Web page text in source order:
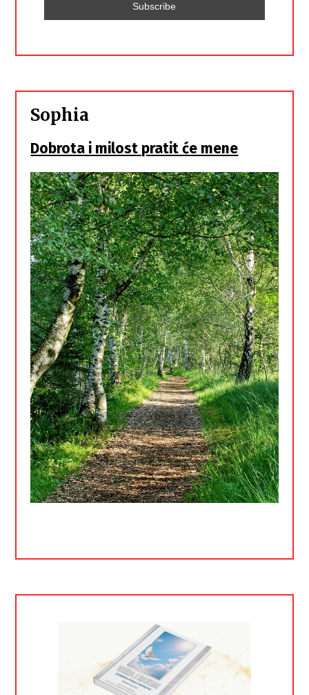
Sophia
Dobrota i milost pratit će mene